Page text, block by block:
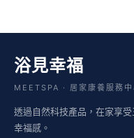
浴見幸福
MEETSPA · 居家康養服務中
透過自然科技產品，在家享
幸福感。